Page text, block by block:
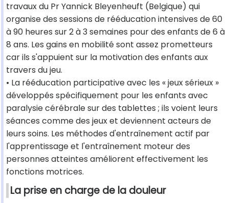
travaux du Pr Yannick Bleyenheuft (Belgique) qui
organise des sessions de rééducation intensives de 60
à 90 heures sur 2 à 3 semaines pour des enfants de 6 à
8 ans. Les gains en mobilité sont assez prometteurs
car ils s'appuient sur la motivation des enfants aux
travers du jeu.
• La rééducation participative avec les « jeux sérieux »
développés spécifiquement pour les enfants avec
paralysie cérébrale sur des tablettes ; ils voient leurs
séances comme des jeux et deviennent acteurs de
leurs soins. Les méthodes d'entraînement actif par
l'apprentissage et l'entraînement moteur des
personnes atteintes améliorent effectivement les
fonctions motrices.
La prise en charge de la douleur